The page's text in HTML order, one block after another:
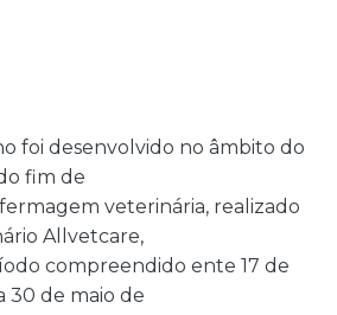
foi desenvolvido no âmbito do
fim de
veterinária, realizado
Allvetcare,
compreendido ente 17 de
30 de maio de